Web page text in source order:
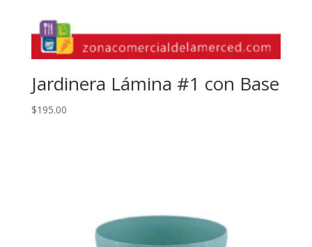
Jardinera Lámina #1 con Base
$195.00